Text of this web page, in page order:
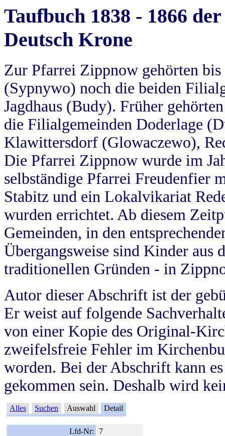
Taufbuch 1838 - 1866
Deutsch Krone
Zur Pfarrei Zippnow gehörten
(Sypnywo) noch die beiden
Jagdhaus (Budy). Früher
die Filialgemeinden Doderlage
Klawittersdorf (Glowaczewo),
Die Pfarrei Zippnow wurde im
selbständige Pfarrei Freudenfier
Stabitz und ein Lokalvikariat
wurden errichtet. Ab diesem
Gemeinden, in den
Übergangsweise sind Kinder aus
traditionellen Gründen - in
Autor dieser Abschrift ist der
Er weist auf folgende
von einer Kopie des Original-
zweifelsfreie Fehler im
worden. Bei der Abschrift kann
gekommen sein. Deshalb wird
Alles Suchen Auswahl Detail
Lfd-Nr:
7